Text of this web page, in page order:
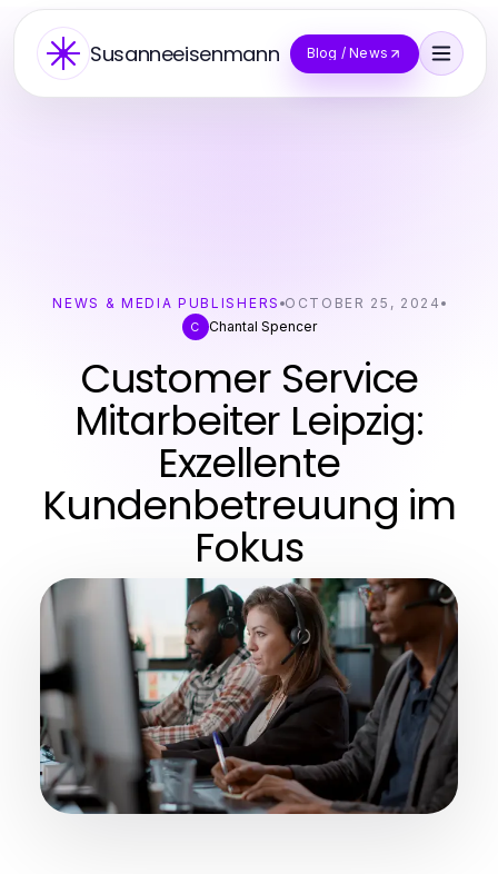
Susanneeisenmann Blog / News
NEWS & MEDIA PUBLISHERS OCTOBER 25, 2024
C Chantal Spencer
Customer Service
Mitarbeiter Leipzig:
Exzellente
Kundenbetreuung im
Fokus